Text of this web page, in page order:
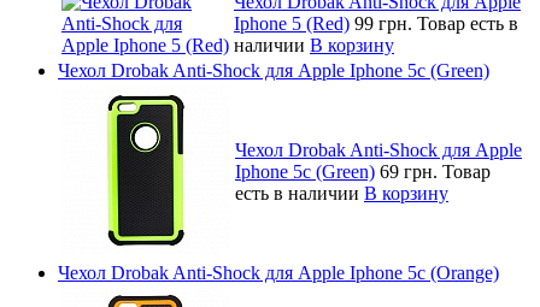
Iphone 5 (Red) 99 грн. Товар есть в
наличии В корзину
Чехол Drobak Anti-Shock для Apple Iphone 5c (Green)
Чехол Drobak Anti-Shock для Apple
Iphone 5c (Green) 69 грн. Товар
есть в наличии В корзину
Чехол Drobak Anti-Shock для Apple Iphone 5c (Orange)